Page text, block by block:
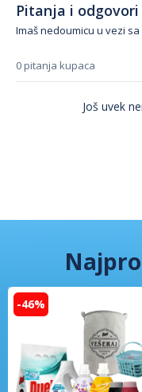
Pitanja i odgovori
Imaš nedoumicu u vezi
0 pitanja kupaca
Još uvek
-46%